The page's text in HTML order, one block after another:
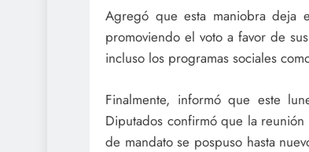
Agregó que esta maniobra deja
promoviendo el voto a favor de
incluso los programas sociales
Finalmente, informó que este
Diputados confirmó que la
de mandato se pospuso hasta